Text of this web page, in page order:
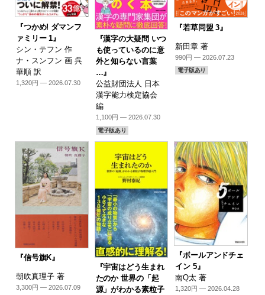
『つかめ! ダマンフ
ァミリー 1』
シン・テフン 作
ナ・スンフン 画 呉
華順 訳
1,320円 — 2026.07.30
『漢字の大疑問 いつ
も使っているのに意
外と知らない言葉
…』
公益財団法人 日本
漢字能力検定協会
編
1,100円 — 2026.07.30
電子版あり
『若草同盟 3』
新田章 著
990円 — 2026.07.23
電子版あり
『信号旗K』
朝吹真理子 著
3,300円 — 2026.07.09
『宇宙はどう生まれ
たのか 世界の「起
源」がわかる素粒子
『ボールアンドチェ
イン 5』
南Q太 著
1,320円 — 2026.04.28